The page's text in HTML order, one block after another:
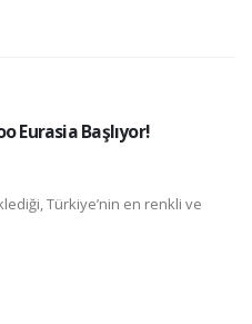
Eurasia Başlıyor!
Türkiye’nin en renkli ve